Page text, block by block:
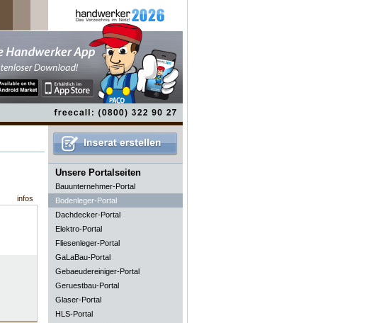
infos
Unsere Portalseiten
Bauunternehmer-Portal
Bodenleger-Portal
Dachdecker-Portal
Elektro-Portal
Fliesenleger-Portal
GaLaBau-Portal
Gebaeudereiniger-Portal
Geruestbau-Portal
Glaser-Portal
HLS-Portal